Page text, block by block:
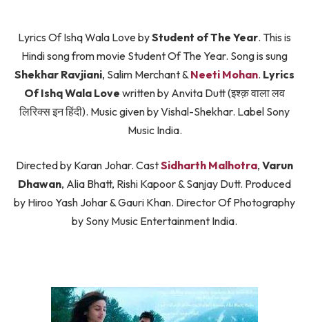
Lyrics Of Ishq Wala Love byStudent of The Year. This is
Hindi song from movie Student Of The Year. Song is sung
Shekhar Ravjiani, Salim Merchant & Neeti Mohan. Lyrics
Of Ishq Wala Love written by Anvita Dutt (इश्क़ वाला लव
लिरिक्स इन हिंदी). Music given by Vishal-Shekhar. Label Sony
Music India.
Directed by Karan Johar. CastSidharth Malhotra, Varun
Dhawan, Alia Bhatt, Rishi Kapoor & Sanjay Dutt. Produced
by Hiroo Yash Johar & Gauri Khan. Director Of Photography
by Sony Music Entertainment India.